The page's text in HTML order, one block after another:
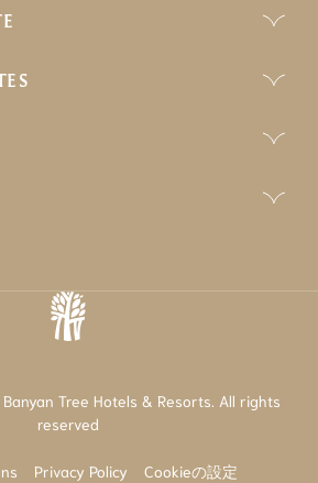
Tree Hotels & Resorts. All rights
reserved
Privacy Policy Cookieの設定